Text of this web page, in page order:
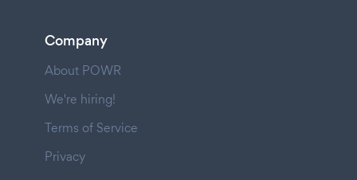
Company
About POWR
We're hiring!
Terms of Service
Privacy